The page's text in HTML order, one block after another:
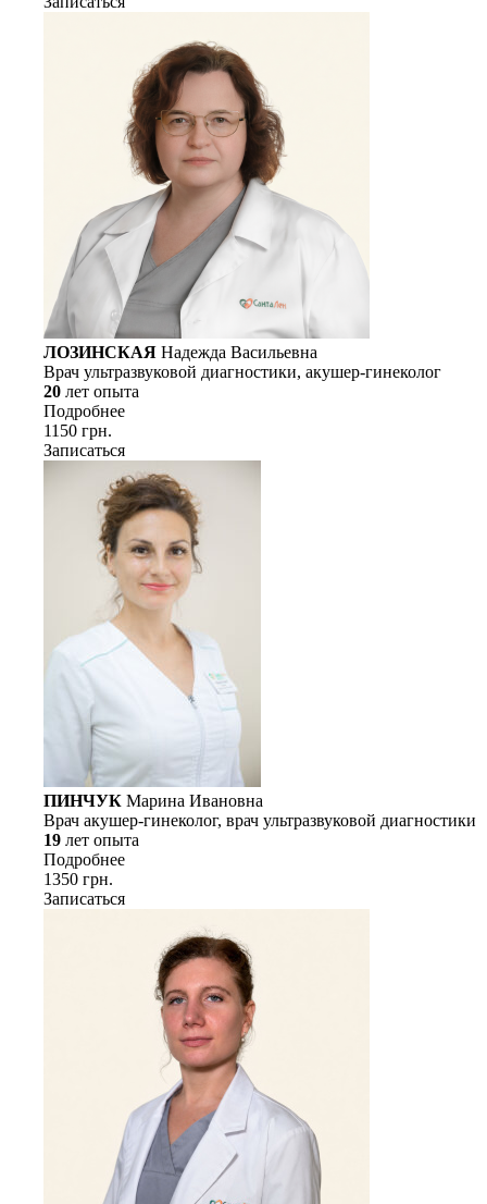
ЛОЗИНСКАЯ Надежда Васильевна
Врач ультразвуковой диагностики, акушер-гинеколог
20 лет опыта
Подробнее
1150 грн.
Записаться
ПИНЧУК Марина Ивановна
Врач акушер-гинеколог, врач ультразвуковой диагностики
19 лет опыта
Подробнее
1350 грн.
Записаться